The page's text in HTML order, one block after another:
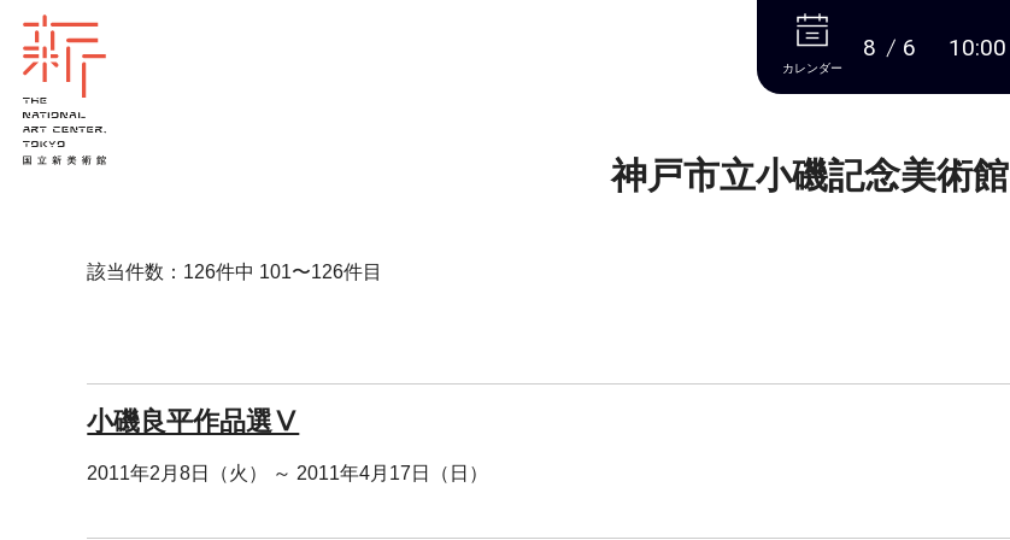
本文へ
カレンダー
8 6 10:00
神戸市立小磯記念美術館
該当件数：126件中 101〜126件目
小磯良平作品選Ⅴ
2011年2月8日（火） ～ 2011年4月17日（日）